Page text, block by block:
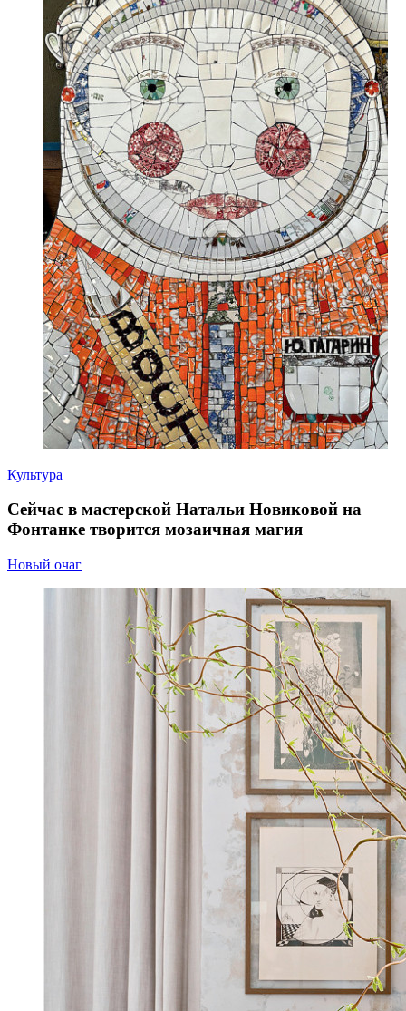
Культура
Сейчас в мастерской Натальи Новиковой на
Фонтанке творится мозаичная магия
Новый очаг